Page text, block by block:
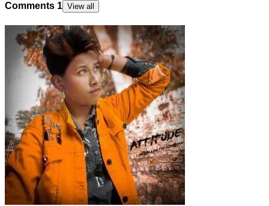
Comments 1 View all